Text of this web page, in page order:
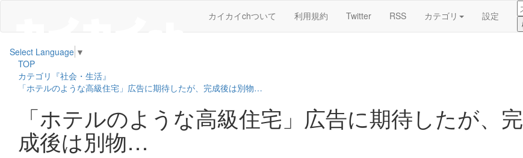
カイカイchついて 利用規約 Twitter RSS カテゴリ 設定
Select Language ▼
TOP
カテゴリ『社会・生活』
「ホテルのような高級住宅」広告に期待したが、完成後は別物…
「ホテルのような高級住宅」広告に期待したが、完
成後は別物…